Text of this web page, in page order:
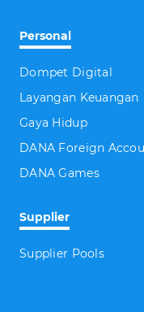
Personal
Dompet Digital
Layangan Keuangan
Gaya Hidup
DANA Foreign
DANA Games
Supplier
Supplier Pools